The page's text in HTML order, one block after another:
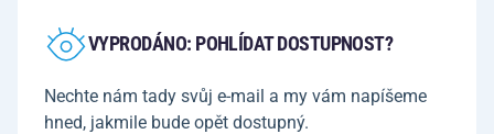
VYPRODÁNO: POHLÍDAT DOSTUPNOST?
Nechte nám tady svůj e-mail a my vám napíšeme
hned, jakmile bude opět dostupný.